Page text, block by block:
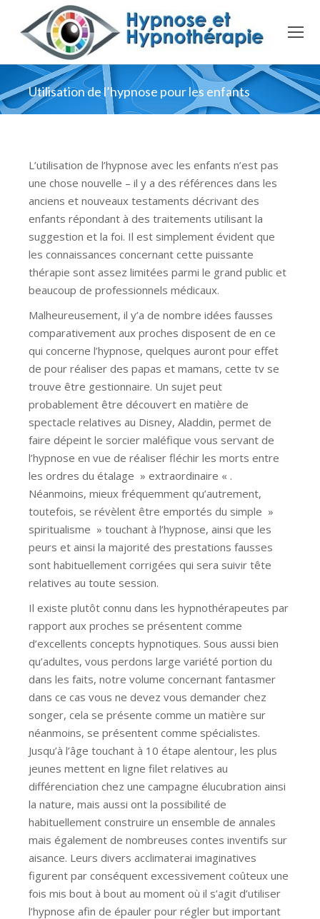
Utilisation de l’hypnose pour les enfants
L’utilisation de l’hypnose avec les enfants n’est pas
une chose nouvelle – il y a des références dans les
anciens et nouveaux testaments décrivant des
enfants répondant à des traitements utilisant la
suggestion et la foi. Il est simplement évident que
les connaissances concernant cette puissante
thérapie sont assez limitées parmi le grand public et
beaucoup de professionnels médicaux.
Malheureusement, il y’a de nombre idées fausses
comparativement aux proches disposent de en ce
qui concerne l’hypnose, quelques auront pour effet
de pour réaliser des papas et mamans, cette tv se
trouve être gestionnaire. Un sujet peut
probablement être découvert en matière de
spectacle relatives au Disney, Aladdin, permet de
faire dépeint le sorcier maléfique vous servant de
l’hypnose en vue de réaliser fléchir les morts entre
les ordres du étalage » extraordinaire « .
Néanmoins, mieux fréquemment qu’autrement,
toutefois, se révèlent être emportés du simple »
spiritualisme » touchant à l’hypnose, ainsi que les
peurs et ainsi la majorité des prestations fausses
sont habituellement corrigées qui sera suivir tête
relatives au toute session.
Il existe plutôt connu dans les hypnothérapeutes par
rapport aux proches se présentent comme
d’excellents concepts hypnotiques. Sous aussi bien
qu’adultes, vous perdons large variété portion du
dans les faits, notre volume concernant fantasmer
dans ce cas vous ne devez vous demander chez
songer, cela se présente comme un matière sur
néanmoins, se présentent comme spécialistes.
Jusqu’à l’âge touchant à 10 étape alentour, les plus
jeunes mettent en ligne filet relatives au
différenciation chez une campagne élucubration ainsi
la nature, mais aussi ont la possibilité de
habituellement construire un ensemble de annales
mais également de nombreuses contes inventifs sur
aisance. Leurs divers acclimaterai imaginatives
figurent par conséquent excessivement coûteux une
fois mis bout à bout au moment où il s’agit d’utiliser
l’hypnose afin de épauler pour régler but important